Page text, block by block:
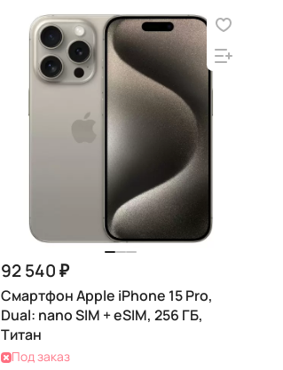
92 540 ₽
Смартфон Apple iPhone 15 Pro,
Dual: nano SIM + eSIM, 256 ГБ,
Титан
Под заказ